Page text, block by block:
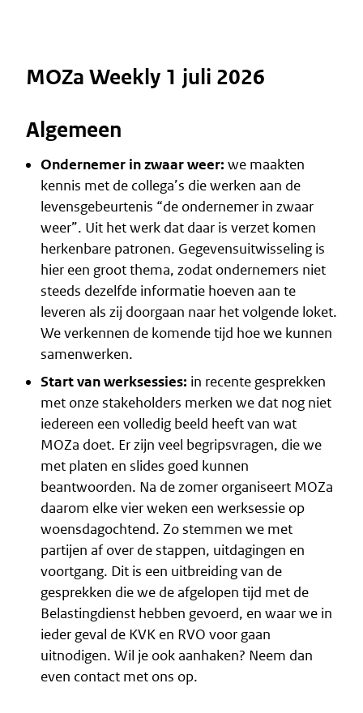
MOZa Weekly 1 juli 2026
Algemeen
Ondernemer in zwaar weer: we maakten
kennis met de collega’s die werken aan de
levensgebeurtenis “de ondernemer in zwaar
weer”. Uit het werk dat daar is verzet komen
herkenbare patronen. Gegevensuitwisseling is
hier een groot thema, zodat ondernemers niet
steeds dezelfde informatie hoeven aan te
leveren als zij doorgaan naar het volgende loket.
We verkennen de komende tijd hoe we kunnen
samenwerken.
Start van werksessies: in recente gesprekken
met onze stakeholders merken we dat nog niet
iedereen een volledig beeld heeft van wat
MOZa doet. Er zijn veel begripsvragen, die we
met platen en slides goed kunnen
beantwoorden. Na de zomer organiseert MOZa
daarom elke vier weken een werksessie op
woensdagochtend. Zo stemmen we met
partijen af over de stappen, uitdagingen en
voortgang. Dit is een uitbreiding van de
gesprekken die we de afgelopen tijd met de
Belastingdienst hebben gevoerd, en waar we in
ieder geval de KVK en RVO voor gaan
uitnodigen. Wil je ook aanhaken? Neem dan
even contactmet ons op.